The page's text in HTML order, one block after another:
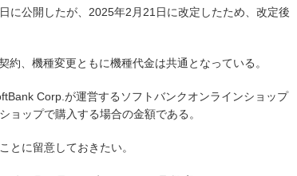
に公開したが、2025年2月21日に改定したため、改定後
約、機種変更ともに機種代金は共通となっている。
Corp.が運営するソフトバンクオンラインショップ
ョップで購入する場合の金額である。
とに留意しておきたい。